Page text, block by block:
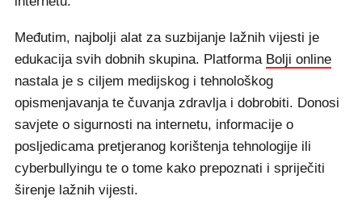
Međutim, najbolji alat za suzbijanje lažnih vijesti je
edukacija svih dobnih skupina. Platforma Bolji online
nastala je s ciljem medijskog i tehnološkog
opismenjavanja te čuvanja zdravlja i dobrobiti. Donosi
savjete o sigurnosti na internetu, informacije o
posljedicama pretjeranog korištenja tehnologije ili
cyberbullyingu te o tome kako prepoznati i spriječiti
širenje lažnih vijesti.